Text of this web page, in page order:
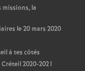
la
le 20 mars 2020
à tes côtés
2020-2021